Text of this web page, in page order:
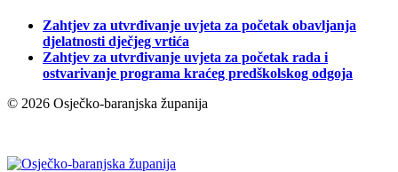
Zahtjev za utvrđivanje uvjeta za početak obavljanja
djelatnosti dječjeg vrtića
Zahtjev za utvrđivanje uvjeta za početak rada i
ostvarivanje programa kraćeg predškolskog odgoja
© 2026 Osječko-baranjska županija